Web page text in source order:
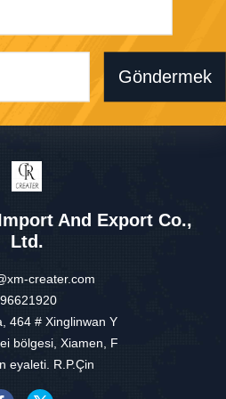
Göndermek
And Export Co.,
Ltd.
creater.com
464 # Xinglinwan Y
bölgesi, Xiamen, F
eyaleti. R.P.Çin